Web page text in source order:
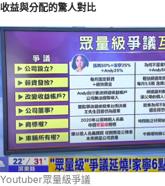
收益與分配的驚人對比
Youtuber眾量級爭議